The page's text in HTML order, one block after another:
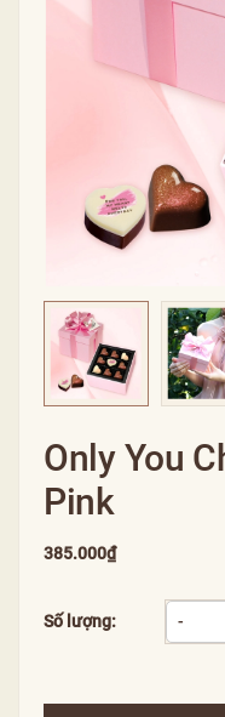
Only You
Pink
385.000₫
Số lượng: -